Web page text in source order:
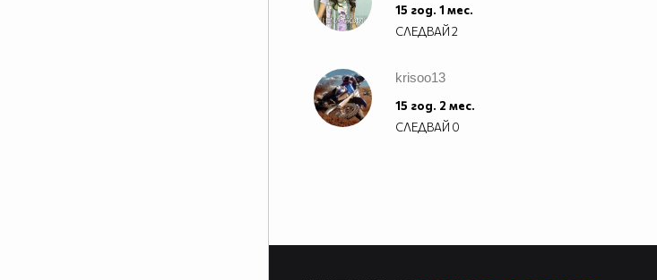
15 год. 1 мес.
СЛЕДВАЙ2
krisoo13
15 год. 2 мес.
СЛЕДВАЙ 0